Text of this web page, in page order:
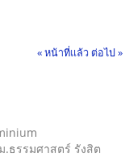
« หน้าที่แล้ว ต่อไป »
.ธรรมศาสตร์ รังสิต